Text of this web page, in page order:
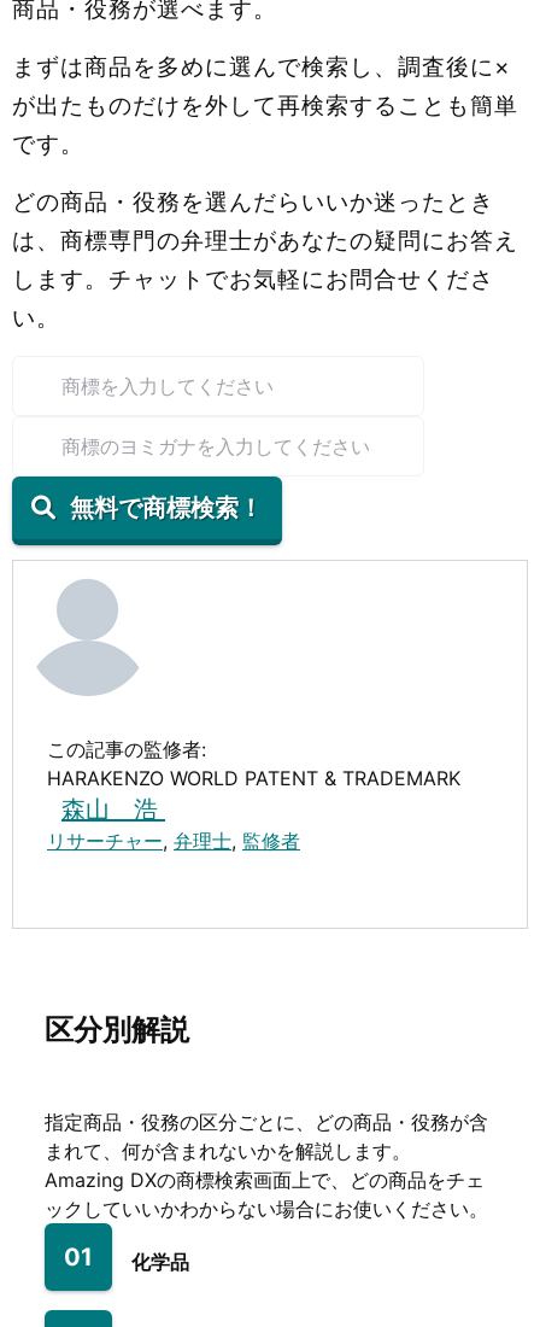
商品・役務が選べます。
まずは商品を多めに選んで検索し、調査後に×
が出たものだけを外して再検索することも簡単
です。
どの商品・役務を選んだらいいか迷ったとき
は、商標専門の弁理士があなたの疑問にお答え
します。チャットでお気軽にお問合せくださ
い。
無料で商標検索！
この記事の監修者:
HARAKENZO WORLD PATENT & TRADEMARK
森山 浩
リサーチャー, 弁理士, 監修者
区分別解説
指定商品・役務の区分ごとに、どの商品・役務が含
まれて、何が含まれないかを解説します。
Amazing DXの商標検索画面上で、どの商品をチェ
ックしていいかわからない場合にお使いください。
01 化学品